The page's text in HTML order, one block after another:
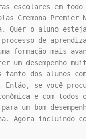
escolares em
Cremona Premier
Quer o aluno
de
formação mais
um desempenho
tanto dos alunos
Então, se você
e com todos
um bom
Agora incluindo